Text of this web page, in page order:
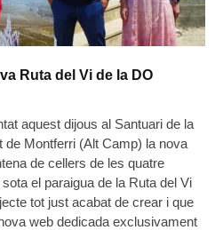
Ruta del Vi de la DO
aquest dijous al Santuari de la
de Montferri (Alt Camp) la nova
de cellers de les quatre
el paraigua de la Ruta del Vi
tot just acabat de crear i que
web dedicada exclusivament